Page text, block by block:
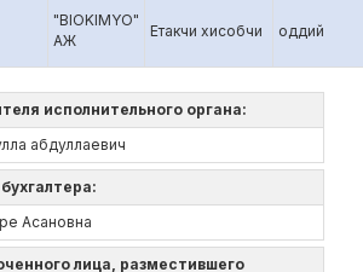
"BIOKIMYO"
АЖ
Етакчи хисобчи оддий
исполнительного органа:
абдуллаевич
Асановна
лица, разместившего